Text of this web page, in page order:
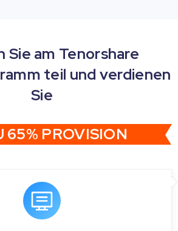
Sie am Tenorshare
teil und verdienen
Sie
65% PROVISION